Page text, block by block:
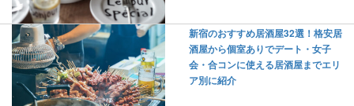
新宿のおすすめ居酒屋32選！格安居
酒屋から個室ありでデート・女子
会・合コンに使える居酒屋までエリ
ア別に紹介